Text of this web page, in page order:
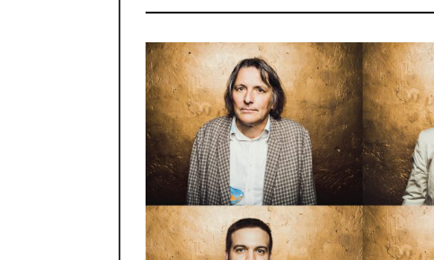
Januar
2019